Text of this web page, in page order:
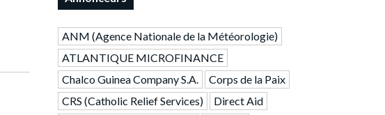
ANM (Agence Nationale de la Météorologie)
ATLANTIQUE MICROFINANCE
Chalco Guinea Company S.A.
Corps de la Paix
CRS (Catholic Relief Services)
Direct Aid